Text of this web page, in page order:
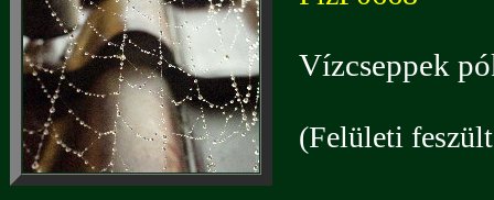
Vízcseppek
(Felületi